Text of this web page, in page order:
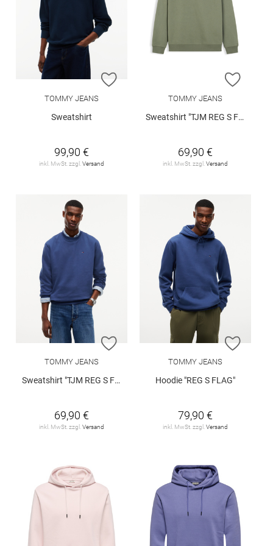
ZUR WUNSCHLISTE HINZUFÜGEN
TOMMY JEANS
Sweatshirt
99,90 €
inkl. MwSt. zzgl. Versand
ZUR
TOMMY JEANS
Sweatshirt "TJM REG S FLAG CREW EXT"
69,90 €
inkl. MwSt. zzgl. Versand
ZUR WUNSCHLISTE HINZUFÜGEN
TOMMY JEANS
Sweatshirt "TJM REG S FLAG CREW EXT"
69,90 €
inkl. MwSt. zzgl.Versand
ZUR
TOMMY JEANS
Hoodie "REG S FLAG"
79,90 €
inkl. MwSt. zzgl.Versand